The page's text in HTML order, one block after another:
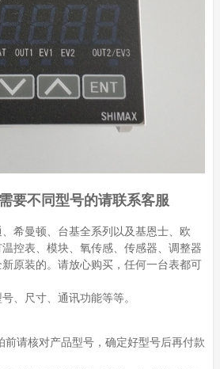
要不同型号的请联系客服
希曼顿、台基全系列以及基恩士、欧
控表、模块、氧传感、传感器、调整器
原装的。请放心购买，任何一台表都可
、尺寸、通讯功能等等。
请核对产品型号，确定好型号后再付款